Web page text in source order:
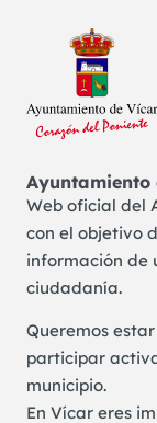
Ayuntamiento
Web oficial del
con el objetivo
información de
ciudadanía.
Queremos
participar
municipio.
En Vícar eres